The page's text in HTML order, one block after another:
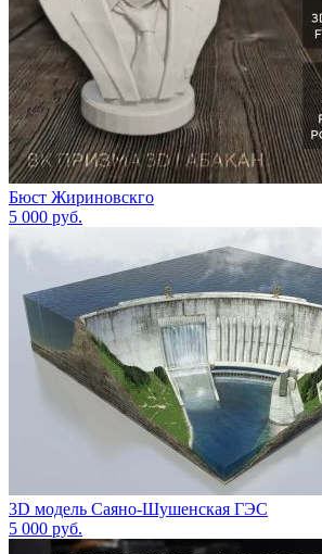
Бюст Жириновскго
5 000 руб.
3D модель Саяно-Шушенская ГЭС
5 000 руб.